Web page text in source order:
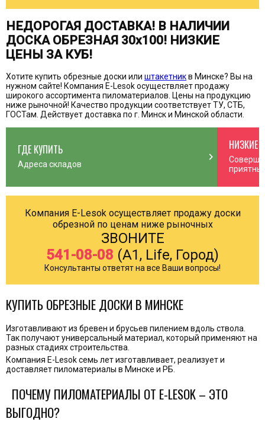
НЕДОРОГАЯ ДОСТАВКА! В НАЛИЧИИ
ДОСКА ОБРЕЗНАЯ 30х100! НИЗКИЕ
ЦЕНЫ ЗА КУБ!
Хотите купить обрезные доски или штакетникв Минске? Вы на
нужном сайте! Компания E-Lesok осуществляет продажу
широкого ассортимента пиломатериалов. Цены на продукцию
ниже рыночной! Качество продукции соответствует ТУ, СТБ,
ГОСТам. Действует доставка по г. Минск и Минской области.
ГДЕ КУПИТЬ
Адреса складов chevron_right
НИЗКИЕ
Компания E-Lesok осуществляет продажу доски
обрезной по ценам ниже рыночных
ЗВОНИТЕ
541-08-08 (A1, Life, Город)
Консультанты ответят на все Ваши вопросы!
КУПИТЬ ОБРЕЗНЫЕ ДОСКИ В МИНСКЕ
Изготавливают из бревен и брусьев пилением вдоль ствола.
Так получают универсальный материал, который применяют на
разных стадиях строительства.
Компания E-Lesok семь лет изготавливает, реализует и
доставляет пиломатериалы в Минске и РБ.
ПОЧЕМУ ПИЛОМАТЕРИАЛЫ ОТ E-LESOK – ЭТО
ВЫГОДНО?